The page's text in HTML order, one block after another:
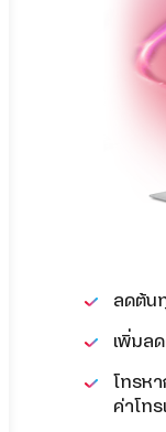
ลดต้น
เพิ่มล
โทรห
ค่าโท